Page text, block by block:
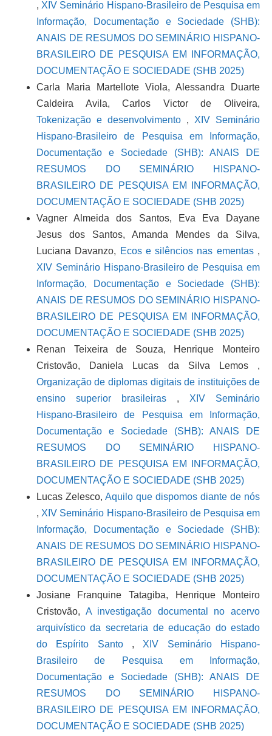
, XIV Seminário Hispano-Brasileiro de Pesquisa em
Informação, Documentação e Sociedade (SHB):
ANAIS DE RESUMOS DO SEMINÁRIO HISPANO-
BRASILEIRO DE PESQUISA EM INFORMAÇÃO,
DOCUMENTAÇÃO E SOCIEDADE (SHB 2025)
Carla Maria Martellote Viola, Alessandra Duarte
Caldeira Avila, Carlos Victor de Oliveira,
Tokenização e desenvolvimento , XIV Seminário
Hispano-Brasileiro de Pesquisa em Informação,
Documentação e Sociedade (SHB): ANAIS DE
RESUMOS DO SEMINÁRIO HISPANO-
BRASILEIRO DE PESQUISA EM INFORMAÇÃO,
DOCUMENTAÇÃO E SOCIEDADE (SHB 2025)
Vagner Almeida dos Santos, Eva Eva Dayane
Jesus dos Santos, Amanda Mendes da Silva,
Luciana Davanzo, Ecos e silêncios nas ementas ,
XIV Seminário Hispano-Brasileiro de Pesquisa em
Informação, Documentação e Sociedade (SHB):
ANAIS DE RESUMOS DO SEMINÁRIO HISPANO-
BRASILEIRO DE PESQUISA EM INFORMAÇÃO,
DOCUMENTAÇÃO E SOCIEDADE (SHB 2025)
Renan Teixeira de Souza, Henrique Monteiro
Cristovão, Daniela Lucas da Silva Lemos ,
Organização de diplomas digitais de instituições de
ensino superior brasileiras , XIV Seminário
Hispano-Brasileiro de Pesquisa em Informação,
Documentação e Sociedade (SHB): ANAIS DE
RESUMOS DO SEMINÁRIO HISPANO-
BRASILEIRO DE PESQUISA EM INFORMAÇÃO,
DOCUMENTAÇÃO E SOCIEDADE (SHB 2025)
Lucas Zelesco, Aquilo que dispomos diante de nós
, XIV Seminário Hispano-Brasileiro de Pesquisa em
Informação, Documentação e Sociedade (SHB):
ANAIS DE RESUMOS DO SEMINÁRIO HISPANO-
BRASILEIRO DE PESQUISA EM INFORMAÇÃO,
DOCUMENTAÇÃO E SOCIEDADE (SHB 2025)
Josiane Franquine Tatagiba, Henrique Monteiro
Cristovão, A investigação documental no acervo
arquivístico da secretaria de educação do estado
do Espírito Santo , XIV Seminário Hispano-
Brasileiro de Pesquisa em Informação,
Documentação e Sociedade (SHB): ANAIS DE
RESUMOS DO SEMINÁRIO HISPANO-
BRASILEIRO DE PESQUISA EM INFORMAÇÃO,
DOCUMENTAÇÃO E SOCIEDADE (SHB 2025)